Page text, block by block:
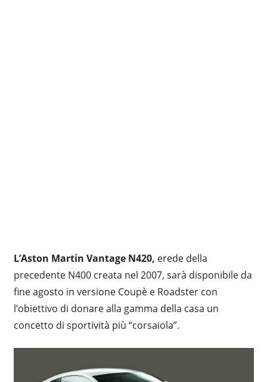
L’Aston Martin Vantage N420, erede della
precedente N400 creata nel 2007, sarà disponibile da
fine agosto in versione Coupè e Roadster con
l’obiettivo di donare alla gamma della casa un
concetto di sportività più “corsaiola”.